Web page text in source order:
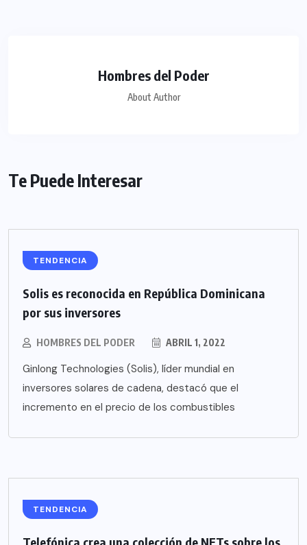
Hombres del Poder
About Author
Te Puede Interesar
TENDENCIA
Solis es reconocida en República Dominicana
por sus inversores
HOMBRES DEL PODER ABRIL 1, 2022
Ginlong Technologies (Solis), líder mundial en
inversores solares de cadena, destacó que el
incremento en el precio de los combustibles
TENDENCIA